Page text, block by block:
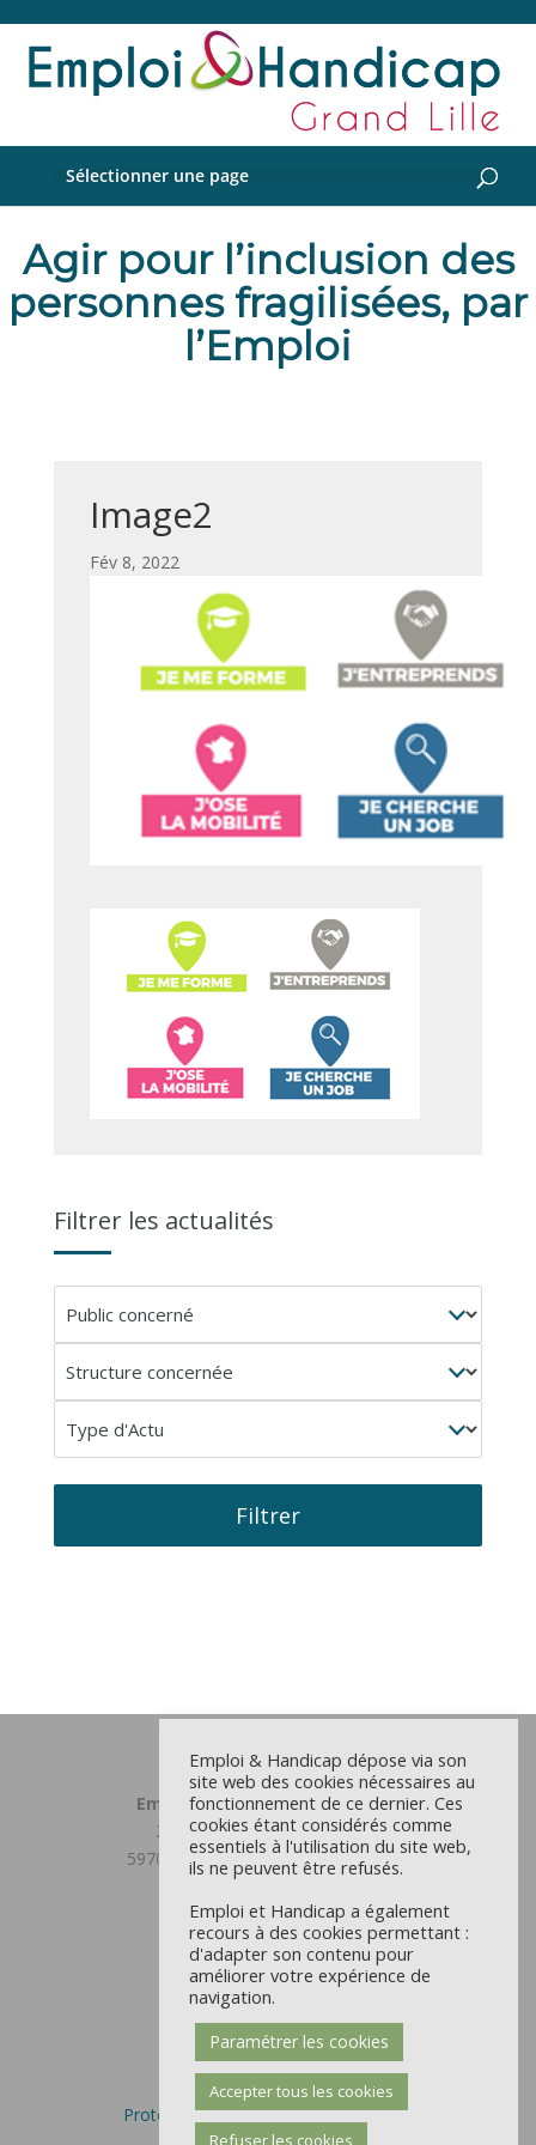
Sélectionner une page
Agir pour l’inclusion des
personnes fragilisées, par
l’Emploi
Image2
par |
Fév 8, 2022
Filtrer les actualités
concerné
concernée
d'Actu
Filtrer
Emploi et Handicap Grand Lille
23 chemin du Moulin Delmar
59708 MARCQ EN BAROEUL CEDEX
03 59 31 81 00
Antenne Douaisis
22 rue d’Orchies - CS 9711
59504 DOUAI CEDEX
03 59 31 81 00
Mentions Légales et CGU
Politique des cookies
Protection des données personnelles
Emploi & Handicap dépose via son
site web des cookies nécessaires au
fonctionnement de ce dernier. Ces
cookies étant considérés comme
essentiels à l'utilisation du site web,
ils ne peuvent être refusés.
Emploi et Handicap a également
recours à des cookies permettant :
d'adapter son contenu pour
améliorer votre expérience de
navigation.
Paramétrer les cookies
Accepter tous les cookies
Refuser les cookies